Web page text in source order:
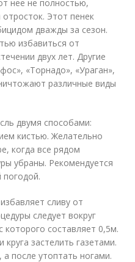
нее не полностью,
Этот пенек
дважды за сезон.
избавиться от
двух лет. Другие
«Торнадо», «Ураган»,
различные виды
двумя способами:
кистью. Желательно
когда все рядом
убраны. Рекомендуется
погодой.
сливу от
следует вокруг
которого составляет 0,5м.
застелить газетами.
после утоптать ногами.